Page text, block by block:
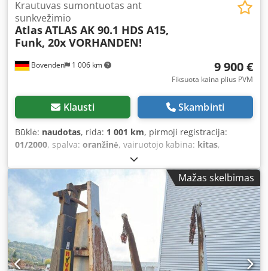
Bovenden 1 006 km
Krautuvas sumontuotas ant
sunkvežimio
AtlasATLAS AK 90.1 HDS A15,
Funk, 20x VORHANDEN!
9 900 €
Fiksuota kaina plius PVM
Klausti Skambinti
Būklė: naudotas, rida: 1 001 km, pirmoji registracija:
01/2000, spalva: oranžinė, vairuotojo kabina: kitas,
, Gamybos metai:
centrinis užraktas, kranas,
Mažas skelbimas